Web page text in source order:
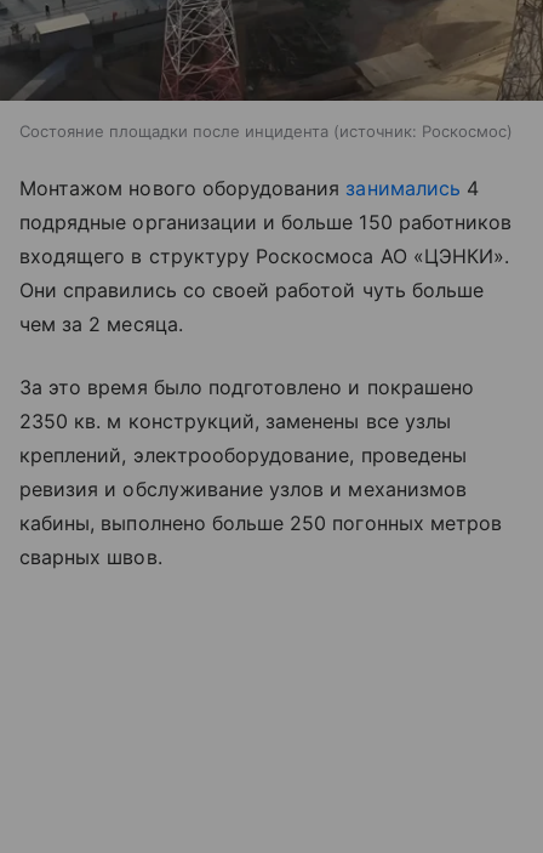
Состояние площадки после инцидента источник: Роскосмос
Монтажом нового оборудования занимались 4
подрядные организации и больше 150 работников
входящего в структуру Роскосмоса АО «ЦЭНКИ».
Они справились со своей работой чуть больше
чем за 2 месяца.
За это время было подготовлено и покрашено
2350 кв. м конструкций, заменены все узлы
креплений, электрооборудование, проведены
ревизия и обслуживание узлов и механизмов
кабины, выполнено больше 250 погонных метров
сварных швов.